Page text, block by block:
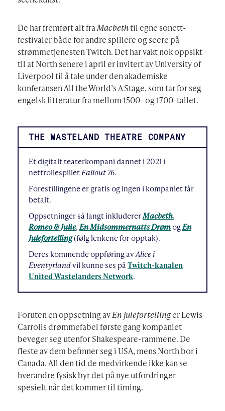
De har fremført alt fraMacbethtil egne sonett-
festivaler både for andre spillere og seere på
strømmetjenesten Twitch. Det har vakt nok oppsikt
til at North senere i april er invitert av University of
Liverpool til å tale under den akademiske
konferansen All the World’s A Stage, som tar for seg
engelsk litteratur fra mellom 1500- og 1700-tallet.
THE WASTELAND THEATRE COMPANY
Et digitalt teaterkompani dannet i 2021 i
nettrollespilletFallout 76.
Forestillingene er gratis og ingen i kompaniet får
betalt.
Oppsetninger så langt inkludererMacbeth,
Romeo & Julie,En Midsommernatts DrømogEn
Julefortelling(følg lenkene for opptak).
Deres kommende oppføring avAlice i
Eventyrlandvil kunne ses påTwitch-kanalen
United Wastelanders Network.
Foruten en oppsetning avEn julefortellinger Lewis
Carrolls drømmefabel første gang kompaniet
beveger seg utenfor Shakespeare-rammene. De
fleste av dem befinner seg i USA, mens North bor i
Canada. All den tid de medvirkende ikke kan se
hverandre fysisk byr det på nye utfordringer –
spesielt når det kommer til timing.